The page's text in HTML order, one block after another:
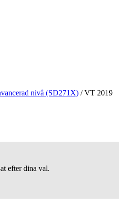
nivå (SD271X) /VT 2019
efter dina val.